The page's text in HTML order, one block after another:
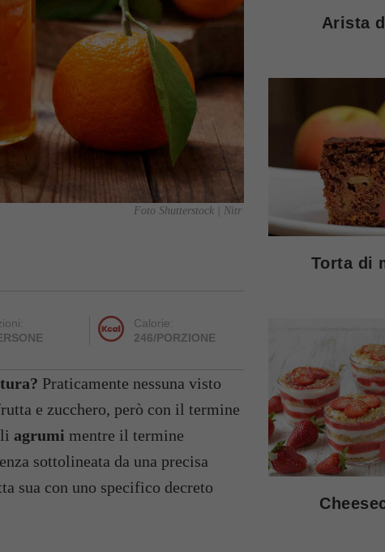
Foto Shutterstock | Nitr
Calorie:
246/PORZIONE
Praticamente nessuna visto
e zucchero, però con il termine
agrumi mentre il termine
sottolineata da una precisa
sua con uno specifico decreto
Arista
Torta di